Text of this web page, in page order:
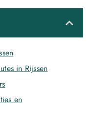
in Rijssen
en